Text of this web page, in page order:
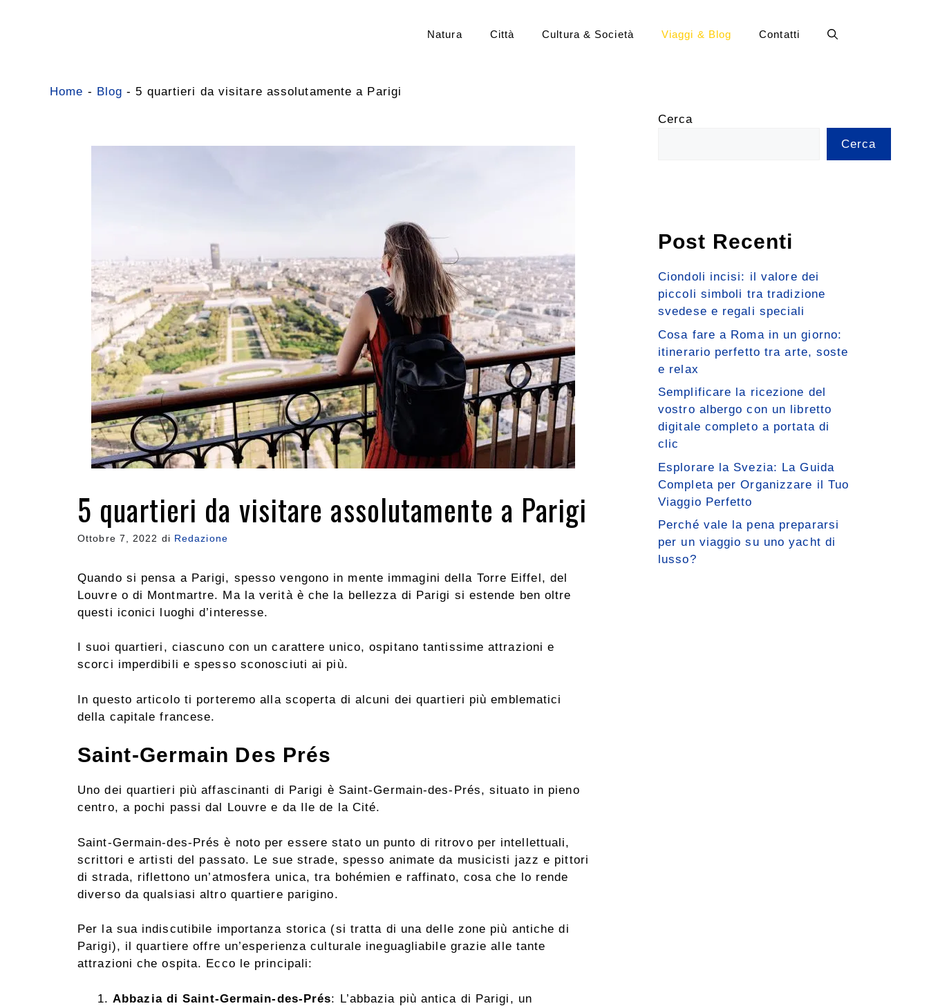
Natura Città Cultura & Società Viaggi & Blog Contatti
Home - Blog - 5 quartieri da visitare assolutamente a Parigi
5 quartieri da visitare assolutamente a Parigi
Ottobre 7, 2022 di Redazione
Quando si pensa a Parigi, spesso vengono in mente immagini della Torre Eiffel, del
Louvre o di Montmartre. Ma la verità è che la bellezza di Parigi si estende ben oltre
questi iconici luoghi d’interesse.
I suoi quartieri, ciascuno con un carattere unico, ospitano tantissime attrazioni e
scorci imperdibili e spesso sconosciuti ai più.
In questo articolo ti porteremo alla scoperta di alcuni dei quartieri più emblematici
della capitale francese.
Saint-Germain Des Prés
Uno dei quartieri più affascinanti di Parigi è Saint-Germain-des-Prés, situato in pieno
centro, a pochi passi dal Louvre e da Ile de la Cité.
Saint-Germain-des-Prés è noto per essere stato un punto di ritrovo per intellettuali,
scrittori e artisti del passato. Le sue strade, spesso animate da musicisti jazz e pittori
di strada, riflettono un’atmosfera unica, tra bohémien e raffinato, cosa che lo rende
diverso da qualsiasi altro quartiere parigino.
Per la sua indiscutibile importanza storica (si tratta di una delle zone più antiche di
Parigi), il quartiere offre un’esperienza culturale ineguagliabile grazie alle tante
attrazioni che ospita. Ecco le principali:
Abbazia di Saint-Germain-des-Prés: L’abbazia più antica di Parigi, un
Cerca
Cerca
Post Recenti
Ciondoli incisi: il valore dei
piccoli simboli tra tradizione
svedese e regali speciali
Cosa fare a Roma in un giorno:
itinerario perfetto tra arte, soste
e relax
Semplificare la ricezione del
vostro albergo con un libretto
digitale completo a portata di
clic
Esplorare la Svezia: La Guida
Completa per Organizzare il Tuo
Viaggio Perfetto
Perché vale la pena prepararsi
per un viaggio su uno yacht di
lusso?